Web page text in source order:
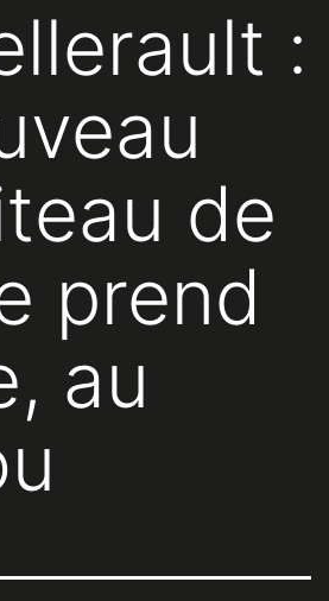
:
de
prend
au